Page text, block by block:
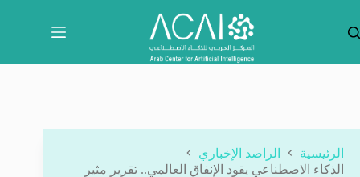
المحتوى
الرئيسية
الراصد الإخباري
الذكاء الاصطناعي يقود الإنفاق العالمي.. تقرير مثير